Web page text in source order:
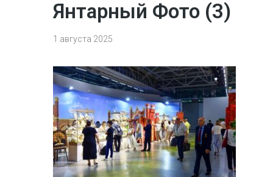
Янтарный Фото (3)
1 августа 2025